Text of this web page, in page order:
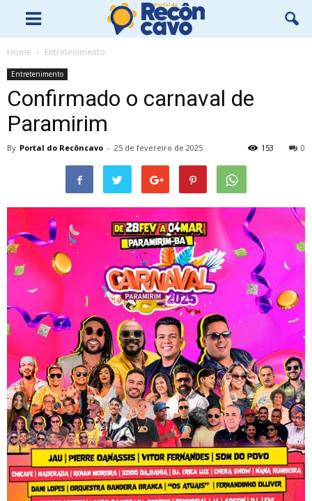
Home Entretenimento
Entretenimento
Confirmado o carnaval de
Paramirim
By Portal do Recôncavo - 25 de fevereiro de 2025 0
153